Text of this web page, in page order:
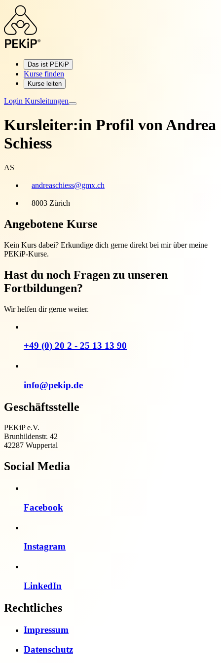
Das ist PEKiP
Kurse finden
Kurse leiten
Login Kursleitungen
Kursleiter:in Profil vonAndrea
Schiess
AS
andreaschiess@gmx.ch
8003 Zürich
Angebotene Kurse
Kein Kurs dabei? Erkundige dich gerne direkt bei mir über meine
PEKiP-Kurse.
Hast du noch Fragen zu unseren
Fortbildungen?
Wir helfen dir gerne weiter.
+49 (0) 20 2 - 25 13 13 90
info@pekip.de
Geschäftsstelle
PEKiP e.V.
Brunhildenstr. 42
42287 Wuppertal
Social Media
Facebook
Instagram
LinkedIn
Rechtliches
Impressum
Datenschutz